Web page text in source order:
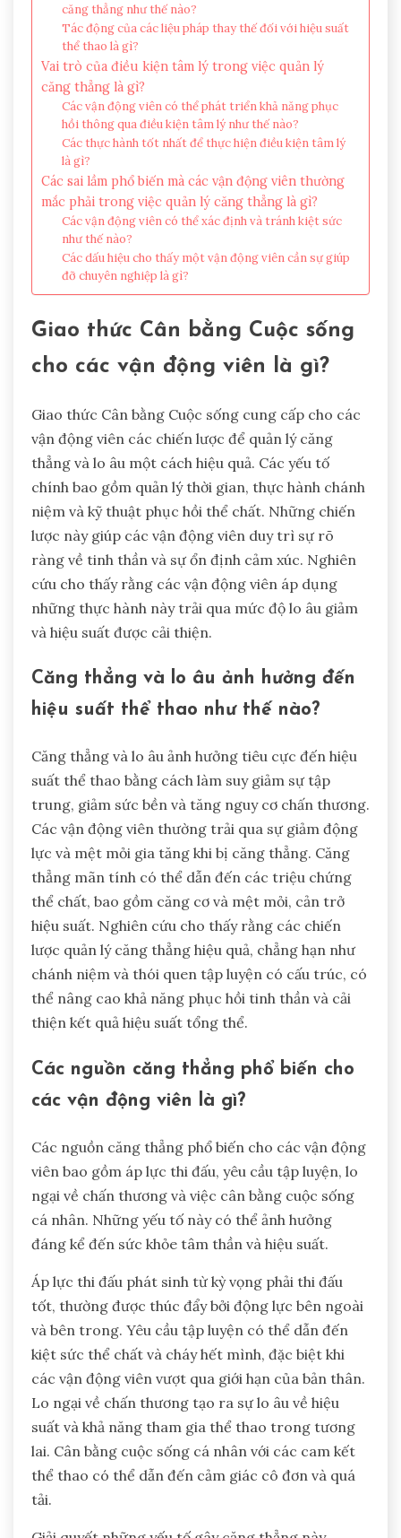
căng thẳng như thế nào?
Tác động của các liệu pháp thay thế đối với hiệu suất
thể thao là gì?
Vai trò của điều kiện tâm lý trong việc quản lý
căng thẳng là gì?
Các vận động viên có thể phát triển khả năng phục
hồi thông qua điều kiện tâm lý như thế nào?
Các thực hành tốt nhất để thực hiện điều kiện tâm lý
là gì?
Các sai lầm phổ biến mà các vận động viên thường
mắc phải trong việc quản lý căng thẳng là gì?
Các vận động viên có thể xác định và tránh kiệt sức
như thế nào?
Các dấu hiệu cho thấy một vận động viên cần sự giúp
đỡ chuyên nghiệp là gì?
Giao thức Cân bằng Cuộc sống
cho các vận động viên là gì?
Giao thức Cân bằng Cuộc sống cung cấp cho các
vận động viên các chiến lược để quản lý căng
thẳng và lo âu một cách hiệu quả. Các yếu tố
chính bao gồm quản lý thời gian, thực hành chánh
niệm và kỹ thuật phục hồi thể chất. Những chiến
lược này giúp các vận động viên duy trì sự rõ
ràng về tinh thần và sự ổn định cảm xúc. Nghiên
cứu cho thấy rằng các vận động viên áp dụng
những thực hành này trải qua mức độ lo âu giảm
và hiệu suất được cải thiện.
Căng thẳng và lo âu ảnh hưởng đến
hiệu suất thể thao như thế nào?
Căng thẳng và lo âu ảnh hưởng tiêu cực đến hiệu
suất thể thao bằng cách làm suy giảm sự tập
trung, giảm sức bền và tăng nguy cơ chấn thương.
Các vận động viên thường trải qua sự giảm động
lực và mệt mỏi gia tăng khi bị căng thẳng. Căng
thẳng mãn tính có thể dẫn đến các triệu chứng
thể chất, bao gồm căng cơ và mệt mỏi, cản trở
hiệu suất. Nghiên cứu cho thấy rằng các chiến
lược quản lý căng thẳng hiệu quả, chẳng hạn như
chánh niệm và thói quen tập luyện có cấu trúc, có
thể nâng cao khả năng phục hồi tinh thần và cải
thiện kết quả hiệu suất tổng thể.
Các nguồn căng thẳng phổ biến cho
các vận động viên là gì?
Các nguồn căng thẳng phổ biến cho các vận động
viên bao gồm áp lực thi đấu, yêu cầu tập luyện, lo
ngại về chấn thương và việc cân bằng cuộc sống
cá nhân. Những yếu tố này có thể ảnh hưởng
đáng kể đến sức khỏe tâm thần và hiệu suất.
Áp lực thi đấu phát sinh từ kỳ vọng phải thi đấu
tốt, thường được thúc đẩy bởi động lực bên ngoài
và bên trong. Yêu cầu tập luyện có thể dẫn đến
kiệt sức thể chất và cháy hết mình, đặc biệt khi
các vận động viên vượt qua giới hạn của bản thân.
Lo ngại về chấn thương tạo ra sự lo âu về hiệu
suất và khả năng tham gia thể thao trong tương
lai. Cân bằng cuộc sống cá nhân với các cam kết
thể thao có thể dẫn đến cảm giác cô đơn và quá
tải.